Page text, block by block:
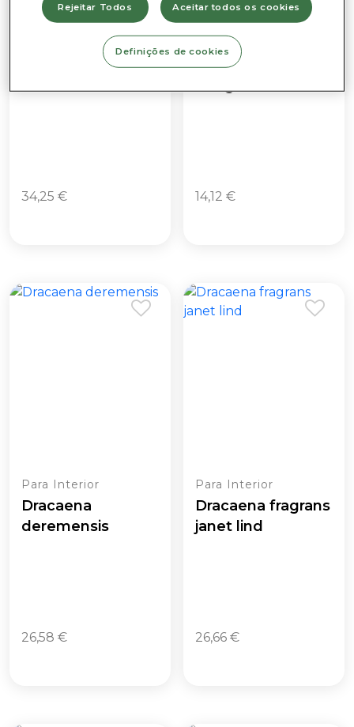
Calathea lancifolia
34,25 €
Para Interior
Dracaena
14,12€
Para Interior
Dracaena
deremensis
26,58 €
Para Interior
Dracaena fragrans
janet lind
26,66€
Rejeitar Todos Aceitar todos os cookies
Definições de cookies